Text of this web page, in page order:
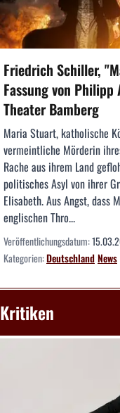
Friedrich Schiller,
Fassung von Philipp
Theater Bamberg
Maria Stuart, katholische
vermeintliche Mörderin
Rache aus ihrem Land
politisches Asyl von ihrer
Elisabeth. Aus Angst, dass
englischen Thro...
Veröffentlichungsdatum:
Kategorien:DeutschlandNews
Kritiken